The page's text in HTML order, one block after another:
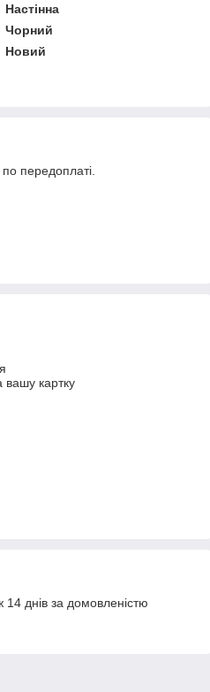
Настінна
Чорний
Новий
передоплаті.
вашу картку
днів за домовленістю